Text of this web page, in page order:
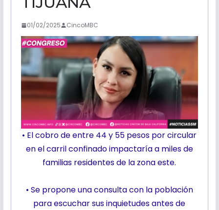
01/02/2025 CincoMBC
• El cobro de entre 44 y 55 pesos por circular
en el carril confinado impactaría a miles de
familias residentes de la zona este.
• Se propone una consulta con la población
para escuchar sus inquietudes antes de